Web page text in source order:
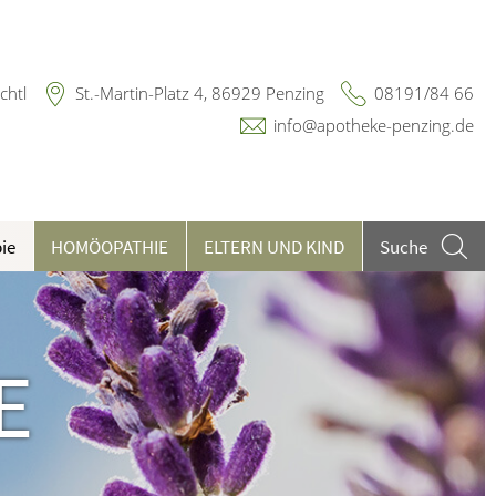
A-Z
Haut
und Harnwege
und Unfallmedizin
Erkrankungen
HOMÖOPATHIE ELTERN UND KIND Suche
St.-Martin-Platz 4, 86929 Penzing
08191/84 66
info@apotheke-penzing.de